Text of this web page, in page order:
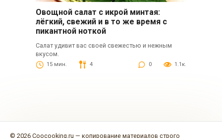
Овощной салат с икрой минтая:
лёгкий, свежий и в то же время с
пикантной ноткой
Салат удивит вас своей свежестью и нежным
вкусом.
15 мин. 4 0 1.1к.
© 2026 Coocooking.ru — копирование материалов строго